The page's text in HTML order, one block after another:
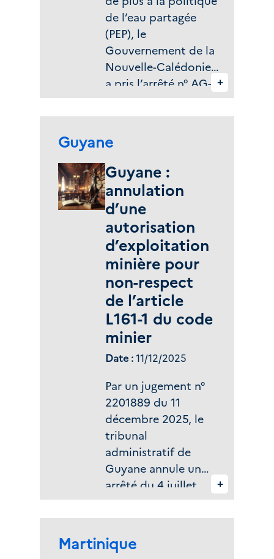
de l’eau partagée
(PEP), le
Gouvernement de la
Nouvelle-Calédonie
a pris l’arrêté n° AG-
2025-DAVAR-0182 le
17 décembre 2025 en
du pays n° 2025-9 du
15 juillet 2025
relative au domaine
public de l’eau et à la
protection de la
ressource en eau et
de la délibération n°
522 du 20 novembre
2025 portant sur la
mise en œuvre des
procédures de
consultation et
+
Zone(s) géographique(s) :
Guyane
Guyane :
annulation
d’une
autorisation
d’exploitation
minière pour
non-respect
de l’article
L161-1 du code
minier
Date : 11/12/2025
Par un jugement n°
2201889 du 11
décembre 2025, le
tribunal
administratif de
Guyane annule un
arrêté du 4 juillet
2022 du préfet de la
Guyane autorisant
la société
Compagnie minière
+
Zone(s) géographique(s) :
Martinique